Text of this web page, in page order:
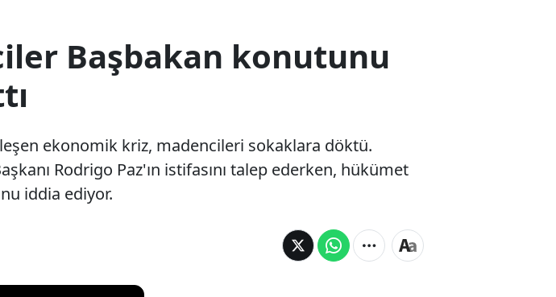
Başbakan konutunu
ekonomik kriz, madencileri sokaklara döktü.
Rodrigo Paz'ın istifasını talep ederken, hükümet
iddia ediyor.